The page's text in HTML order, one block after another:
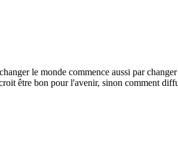
le monde commence aussi par
être bon pour l'avenir, sinon comment